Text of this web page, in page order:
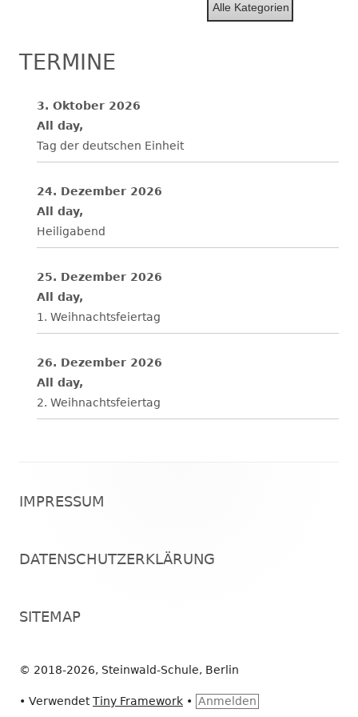
Alle Kategorien
TERMINE
3. Oktober 2026
All day,
Tag der deutschen Einheit
24. Dezember 2026
All day,
Heiligabend
25. Dezember 2026
All day,
1. Weihnachtsfeiertag
26. Dezember 2026
All day,
2. Weihnachtsfeiertag
Inhalt
IMPRESSUM
DATENSCHUTZERKLÄRUNG
SITEMAP
© 2018-2026, Steinwald-Schule, Berlin
• VerwendetTiny Framework • Anmelden